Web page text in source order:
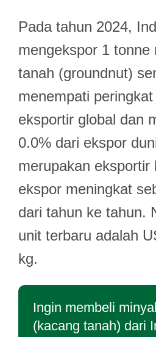
Pada tahun 2024,
mengekspor 1 tonne
tanah (groundnut)
menempati
eksportir global dan
0.0% dari ekspor
merupakan eksportir
ekspor meningkat
dari tahun ke tahun.
unit terbaru adalah
kg.
Ingin membeli
(kacang tanah) dari